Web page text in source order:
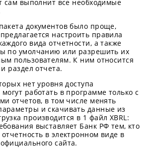
сам выполнит все необходимые
документов было проще,
настроить правила
вида отчетности, а также
по умолчанию или разрешить их
пользователям. К ним относится
раздел отчета.
нет уровня доступа
работать в программе только с
отчетов, в том числе менять
и скачивать данные из
производится в 1 файл XBRL:
выставляет Банк РФ тем, кто
в электронном виде в
сайта.